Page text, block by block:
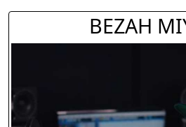
BEZAH